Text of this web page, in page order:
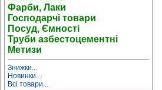
Фарби, Лаки
Господарчі товари
Посуд, Ємності
Труби азбестоцементні
Метизи
Знижки...
Новинки...
Всі товари...